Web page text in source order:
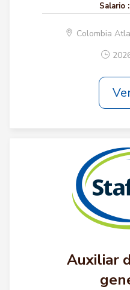
Salario :
Colombia
Auxiliar